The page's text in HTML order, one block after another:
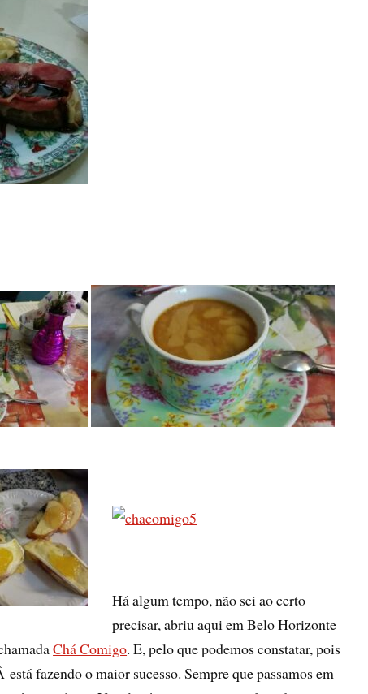
Há algum tempo, não sei ao certo
precisar, abriu aqui em Belo Horizonte
Chá Comigo. E, pelo que podemos constatar, pois
fazendo o maior sucesso. Sempre que passamos em